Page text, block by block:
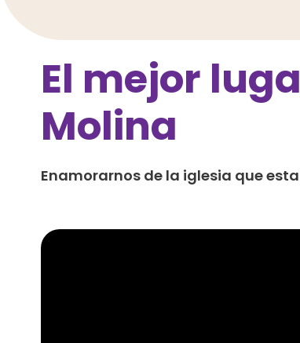
El mejor
Molina
Enamorarnos de la iglesia que